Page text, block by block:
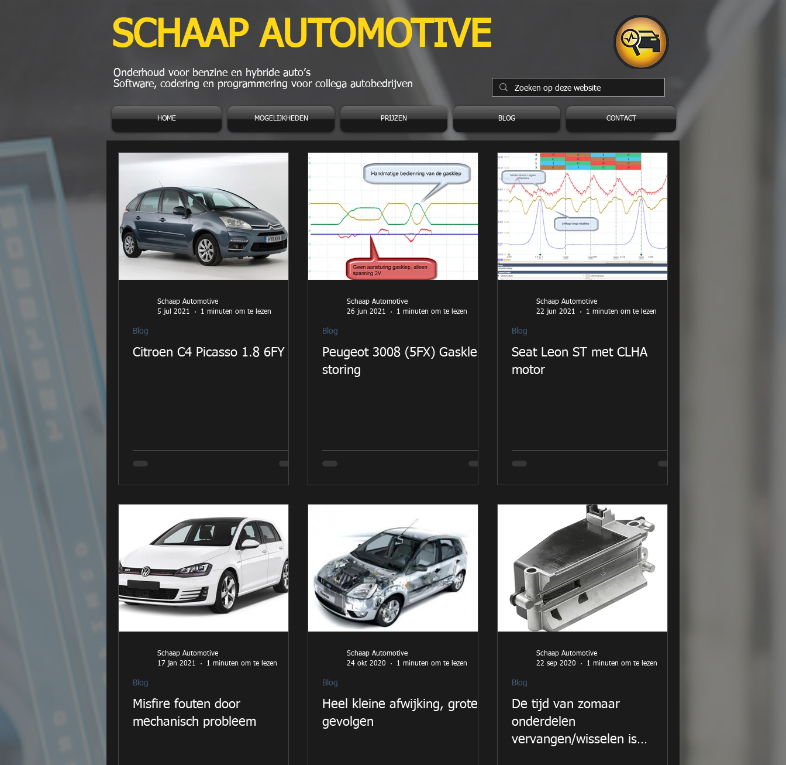
SCHAAP AUTOMOTIVE
Onderhoud voor benzine en hybride auto’s
Software, codering en programmering voor collega autobedrijven
HOME MOGELIJKHEDEN PRIJZEN BLOG CONTACT
Citroen C4 Picasso 1.8 6FY
Blog
Schaap Automotive
5 jul 2021
1 minuten om te lezen
Peugeot 3008 (5FX) Gasklep
storing
Blog
Schaap Automotive
26 jun 2021
1 minuten om te lezen
Seat Leon ST met CLHA
motor
Blog
Schaap Automotive
22 jun 2021
1 minuten om te lezen
Misfire fouten door
mechanisch probleem
Blog
Schaap Automotive
17 jan 2021
1 minuten om te lezen
Heel kleine afwijking, grote
gevolgen
Blog
Schaap Automotive
24 okt 2020
1 minuten om te lezen
De tijd van zomaar
onderdelen
vervangen/wisselen is
Blog
Schaap Automotive
22 sep 2020
1 minuten om te lezen